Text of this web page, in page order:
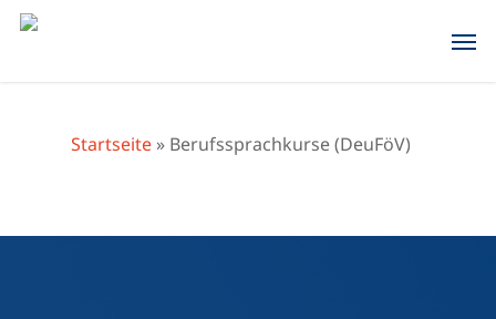
Skip
Startseite » Berufssprachkurse (DeuFöV)